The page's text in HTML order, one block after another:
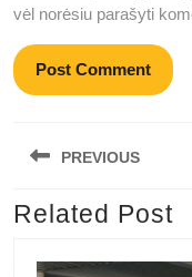
vėl norėsiu parašyti
tarp
įrašų
PREVIOUS
Previous
Related Post